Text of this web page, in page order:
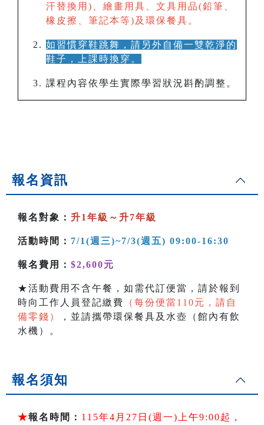
汗替換用)、繪畫用具、文具用品(鉛筆、
橡皮擦、筆記本等)及環保餐具。
如習慣穿鞋跳舞，請另外自備一雙乾淨的
鞋子，上課時換穿。
課程內容依學生實際學習狀況斟酌調整。
報名資訊
報名對象： 升1年級～升7年級
活動時間： 7/1(週三)~7/3(週五) 09:00-16:30
報名費用： $2,600元
★活動費用不含午餐，如需代訂便當，請於報到
時向工作人員登記繳費
（每份便當110元，請自
備零錢）
，並請攜帶環保餐具及水壺（館內有飲
水機）。
報名須知
★報名時間： 115年4月27日(週一)上午9:00起，